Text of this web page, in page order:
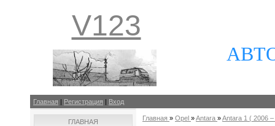
V123
Главная | Регистрация | Вход
ГЛАВНАЯ Главная » Opel »Antara »Antara 1 ( 2006 –